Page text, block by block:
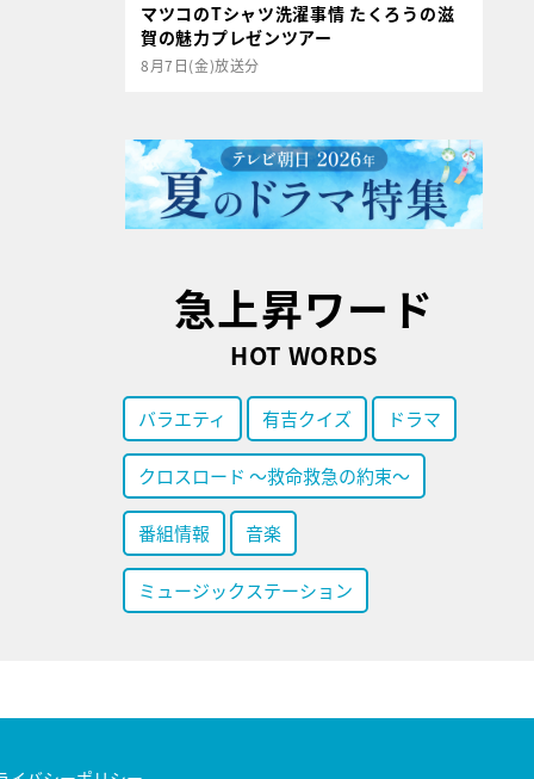
マツコのTシャツ洗濯事情 たくろうの滋
賀の魅力プレゼンツアー
8月7日(金)放送分
急上昇ワード
HOT WORDS
バラエティ 有吉クイズ ドラマ
クロスロード ～救命救急の約束～
番組情報 音楽
ミュージックステーション